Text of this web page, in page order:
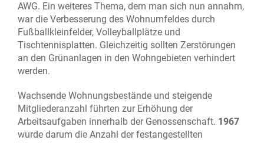
AWG. Ein weiteres Thema, dem man sich nun annahm,
war die Verbesserung des Wohnumfeldes durch
Fußballkleinfelder, Volleyballplätze und
Tischtennisplatten. Gleichzeitig sollten Zerstörungen
an den Grünanlagen in den Wohngebieten verhindert
werden.
Wachsende Wohnungsbestände und steigende
Mitgliederanzahl führten zur Erhöhung der
Arbeitsaufgaben innerhalb der Genossenschaft. 1967
wurde darum die Anzahl der festangestellten